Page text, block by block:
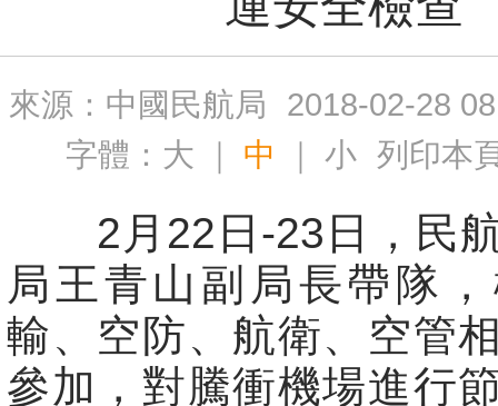
來源：中國民航局
2018-02-28
字體： 大 ｜ 中 ｜小 列印本
2月22日-23日，民航
局王青山副局長帶隊
輸、空防、航衛、空管
參加，對騰衝機場進行
盲
式